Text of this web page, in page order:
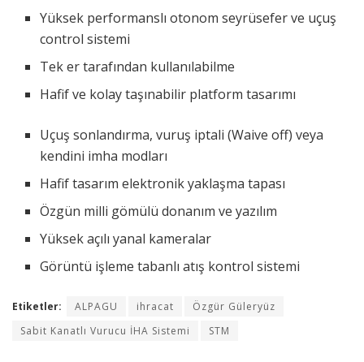
Yüksek performanslı otonom seyrüsefer ve uçuş
control sistemi
Tek er tarafından kullanılabilme
Hafif ve kolay taşınabilir platform tasarımı
Uçuş sonlandırma, vuruş iptali (Waive off) veya
kendini imha modları
Hafif tasarım elektronik yaklaşma tapası
Özgün milli gömülü donanım ve yazılım
Yüksek açılı yanal kameralar
Görüntü işleme tabanlı atış kontrol sistemi
Etiketler: ALPAGU ihracat
Özgür Güleryüz
Sabit Kanatlı Vurucu İHA Sistemi
STM